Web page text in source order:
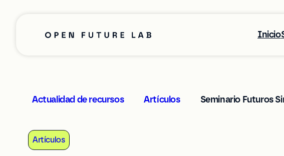
Inicio
Actualidad de recursos Artículos Seminario Futuros
Artículos